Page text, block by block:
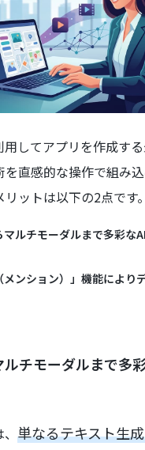
してアプリを作成す
を直感的な操作で組み
ットは以下の2点です。
マルチモーダルまで多彩な
メンション）」機能により
ルチモーダルまで多
、単なるテキスト生